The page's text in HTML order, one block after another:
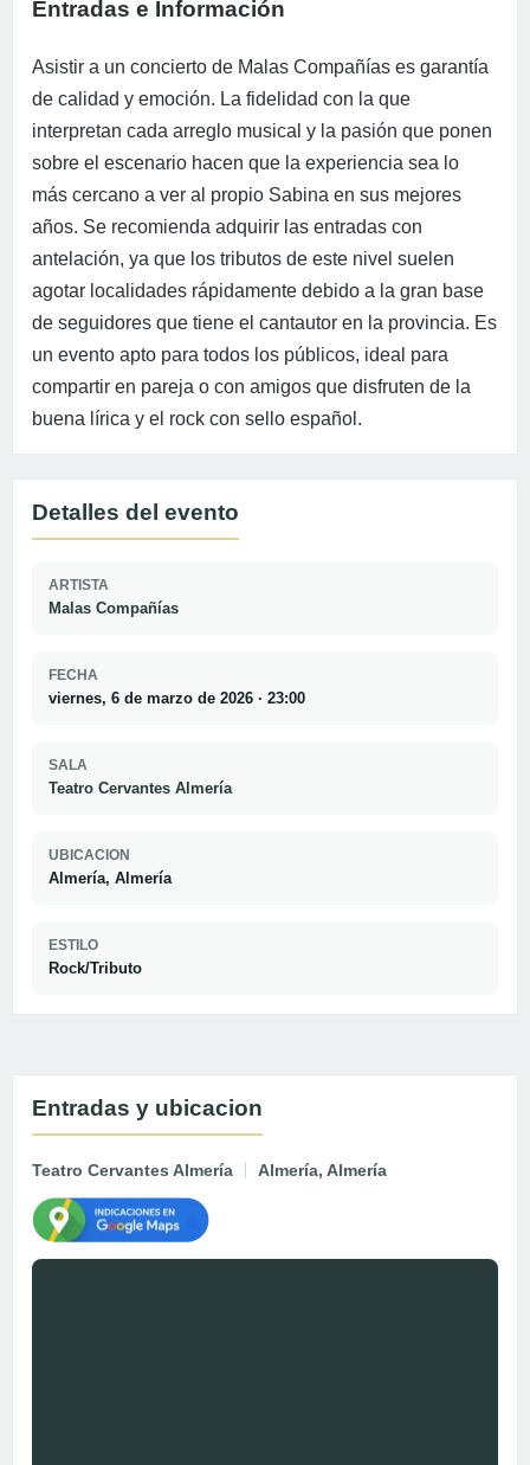
Entradas e Información
Asistir a un concierto de Malas Compañías es garantía
de calidad y emoción. La fidelidad con la que
interpretan cada arreglo musical y la pasión que ponen
sobre el escenario hacen que la experiencia sea lo
más cercano a ver al propio Sabina en sus mejores
años. Se recomienda adquirir las entradas con
antelación, ya que los tributos de este nivel suelen
agotar localidades rápidamente debido a la gran base
de seguidores que tiene el cantautor en la provincia. Es
un evento apto para todos los públicos, ideal para
compartir en pareja o con amigos que disfruten de la
buena lírica y el rock con sello español.
Detalles del evento
ARTISTA
Malas Compañías
FECHA
viernes, 6 de marzo de 2026 · 23:00
SALA
Teatro Cervantes Almería
UBICACION
Almería, Almería
ESTILO
Rock/Tributo
Entradas y ubicacion
Teatro Cervantes Almería Almería, Almería